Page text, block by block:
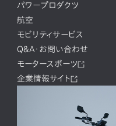
パワープロダクツ
航空
モビリティサービス
Q&A・お問い合わせ
モータースポーツ
企業情報サイト